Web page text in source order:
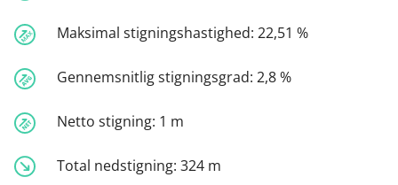
Maksimal stigningshastighed: 22,51 %
Gennemsnitlig stigningsgrad: 2,8 %
Netto stigning: 1 m
Total nedstigning: 324 m